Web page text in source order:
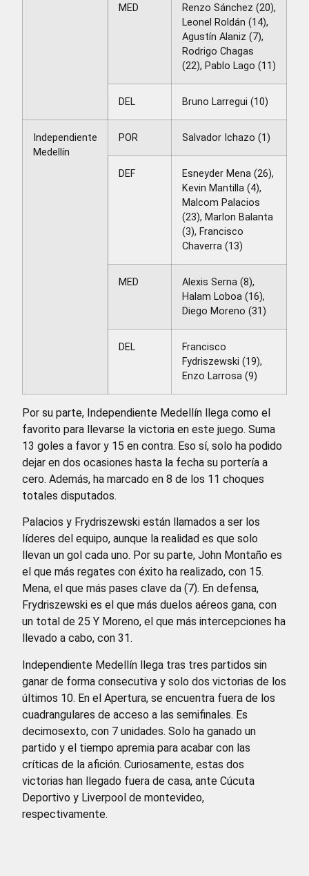
MED
Renzo Sánchez (20),
Leonel Roldán (14),
Agustín Alaniz (7),
Rodrigo Chagas
(22), Pablo Lago (11)
DEL Bruno Larregui (10)
Independiente
Medellín
POR Salvador Ichazo (1)
DEF
Esneyder Mena (26),
Kevin Mantilla (4),
Malcom Palacios
(23), Marlon Balanta
(3), Francisco
Chaverra (13)
MED
Alexis Serna (8),
Halam Loboa (16),
Diego Moreno (31)
DEL
Francisco
Fydriszewski (19),
Enzo Larrosa (9)
Por su parte, Independiente Medellín llega como el
favorito para llevarse la victoria en este juego. Suma
13 goles a favor y 15 en contra. Eso sí, solo ha podido
dejar en dos ocasiones hasta la fecha su portería a
cero. Además, ha marcado en 8 de los 11 choques
totales disputados.
Palacios y Frydriszewski están llamados a ser los
líderes del equipo, aunque la realidad es que solo
llevan un gol cada uno. Por su parte, John Montaño es
el que más regates con éxito ha realizado, con 15.
Mena, el que más pases clave da (7). En defensa,
Frydriszewski es el que más duelos aéreos gana, con
un total de 25 Y Moreno, el que más intercepciones ha
llevado a cabo, con 31.
Independiente Medellín llega tras tres partidos sin
ganar de forma consecutiva y solo dos victorias de los
últimos 10. En el Apertura, se encuentra fuera de los
cuadrangulares de acceso a las semifinales. Es
decimosexto, con 7 unidades. Solo ha ganado un
partido y el tiempo apremia para acabar con las
críticas de la afición. Curiosamente, estas dos
victorias han llegado fuera de casa, ante Cúcuta
Deportivo y Liverpool de montevideo,
respectivamente.